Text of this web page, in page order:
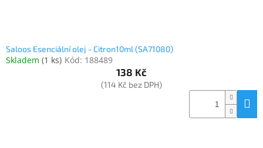
Saloos Esenciální olej - Citron10ml (SA71080)
Skladem (1 ks) Kód: 188489
138 Kč
(114 Kč bez DPH)